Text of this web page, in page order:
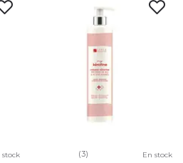
stock (3) En stock